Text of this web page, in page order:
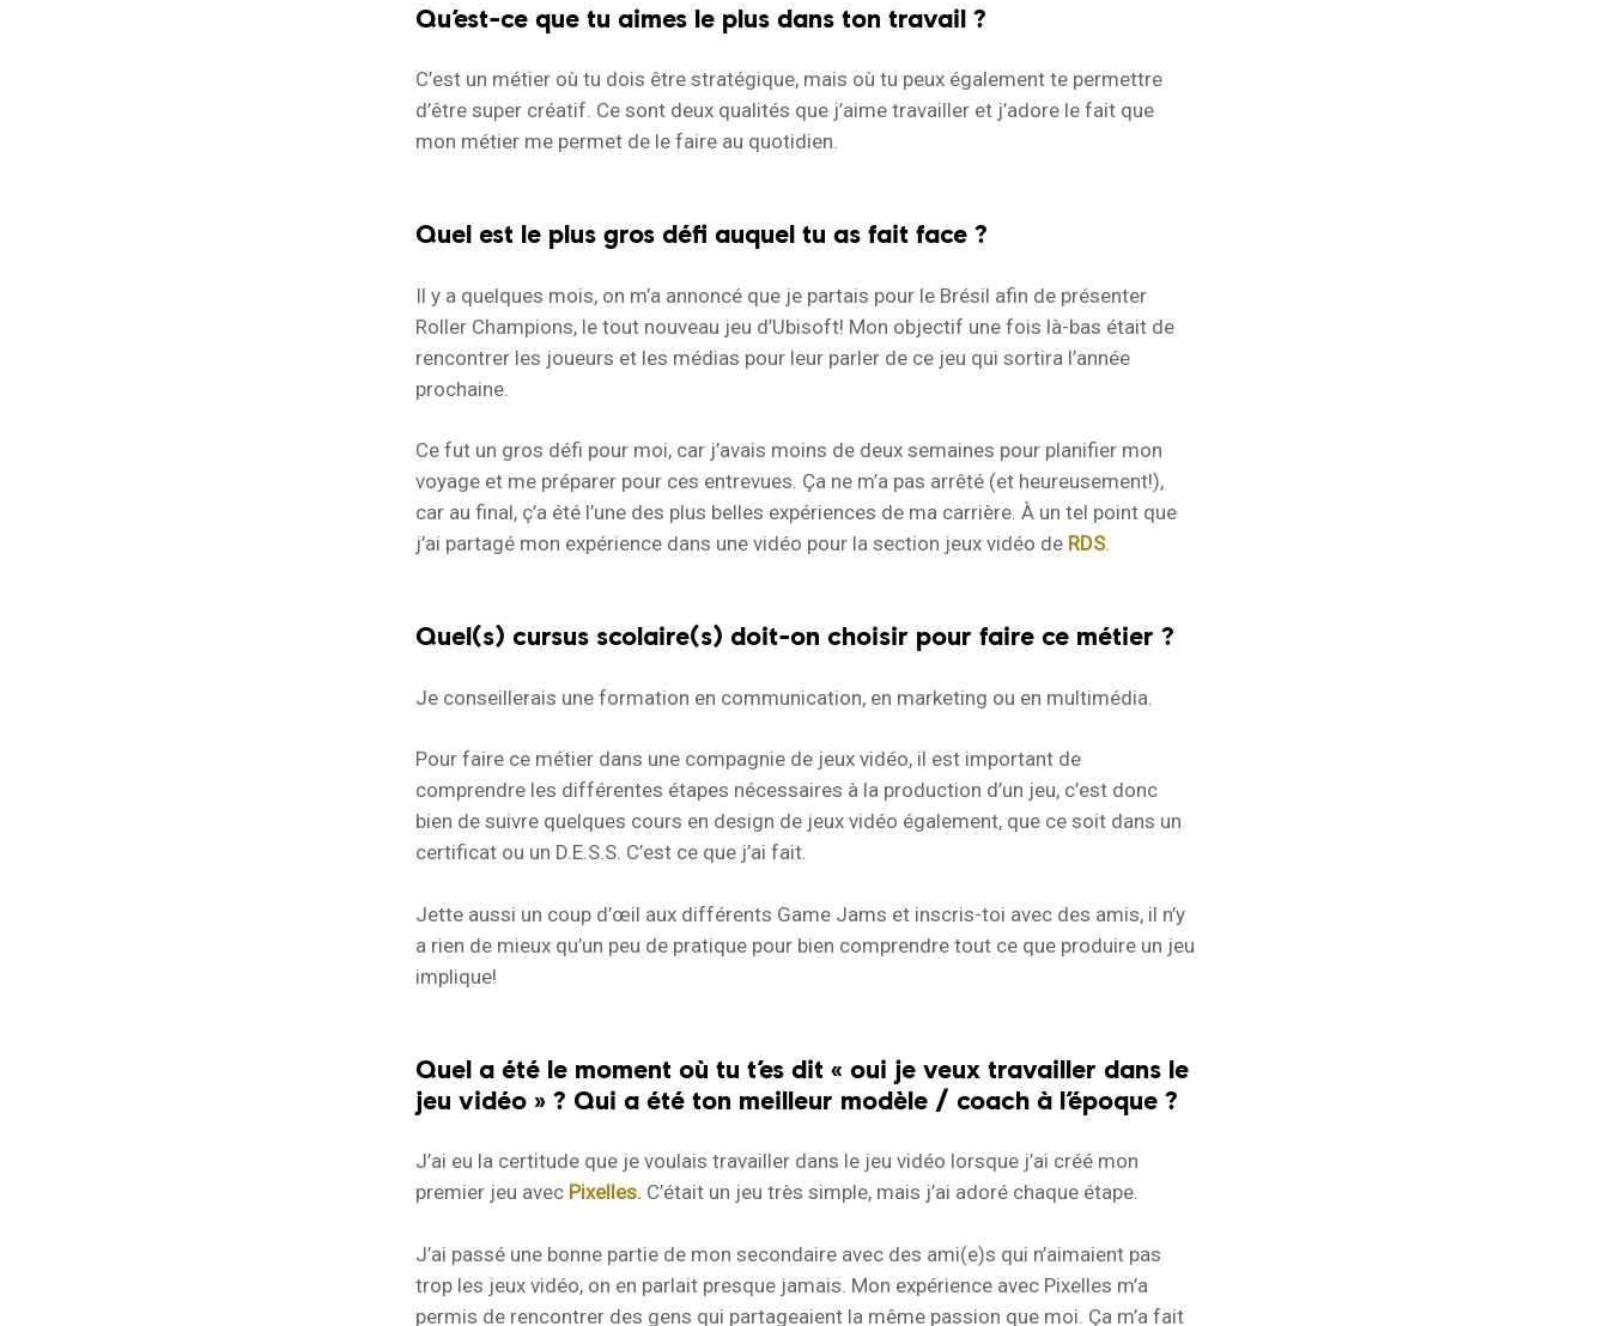
Qu’est-ce que tu aimes le plus dans ton travail ?
C’est un métier où tu dois être stratégique, mais où tu peux également te permettre
d’être super créatif. Ce sont deux qualités que j’aime travailler et j’adore le fait que
mon métier me permet de le faire au quotidien.
Quel est le plus gros défi auquel tu as fait face ?
Il y a quelques mois, on m’a annoncé que je partais pour le Brésil afin de présenter
Roller Champions, le tout nouveau jeu d’Ubisoft! Mon objectif une fois là-bas était de
rencontrer les joueurs et les médias pour leur parler de ce jeu qui sortira l’année
prochaine.
Ce fut un gros défi pour moi, car j’avais moins de deux semaines pour planifier mon
voyage et me préparer pour ces entrevues. Ça ne m’a pas arrêté (et heureusement!),
car au final, ç’a été l’une des plus belles expériences de ma carrière. À un tel point que
j’ai partagé mon expérience dans une vidéo pour la section jeux vidéo de RDS.
Quel(s) cursus scolaire(s) doit-on choisir pour faire ce métier ?
Je conseillerais une formation en communication, en marketing ou en multimédia.
Pour faire ce métier dans une compagnie de jeux vidéo, il est important de
comprendre les différentes étapes nécessaires à la production d’un jeu, c’est donc
bien de suivre quelques cours en design de jeux vidéo également, que ce soit dans un
certificat ou un D.E.S.S. C’est ce que j’ai fait.
Jette aussi un coup d’œil aux différents Game Jams et inscris-toi avec des amis, il n’y
a rien de mieux qu’un peu de pratique pour bien comprendre tout ce que produire un jeu
implique!
Quel a été le moment où tu t’es dit « oui je veux travailler dans le
jeu vidéo » ? Qui a été ton meilleur modèle / coach à l’époque ?
J’ai eu la certitude que je voulais travailler dans le jeu vidéo lorsque j’ai créé mon
premier jeu avec Pixelles. C’était un jeu très simple, mais j’ai adoré chaque étape.
J’ai passé une bonne partie de mon secondaire avec des ami(e)s qui n’aimaient pas
trop les jeux vidéo, on en parlait presque jamais. Mon expérience avec Pixelles m’a
permis de rencontrer des gens qui partageaient la même passion que moi. Ça m’a fait